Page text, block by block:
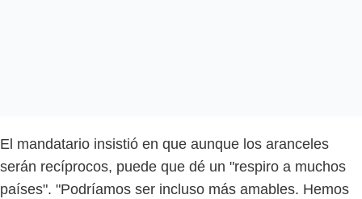
El mandatario insistió en que aunque los aranceles
serán recíprocos, puede que dé un "respiro a muchos
países". "Podríamos ser incluso más amables. Hemos